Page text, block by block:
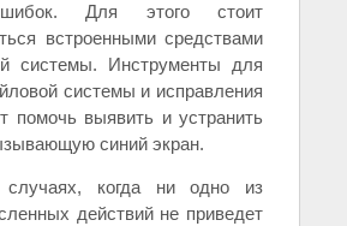
Для этого стоит
встроенными средствами
системы. Инструменты для
системы и исправления
помочь выявить и устранить
синий экран.
когда ни одно из
действий не приведет